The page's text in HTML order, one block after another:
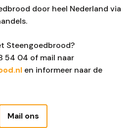
door heel Nederland via
Steengoedbrood?
54 04 of mail naar
en informeer naar de
Mail ons